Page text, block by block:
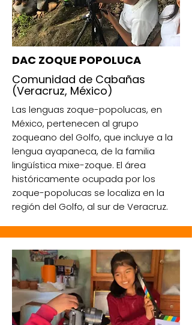
DAC ZOQUE POPOLUCA
Comunidad de Cabañas
(Veracruz, México)
Las lenguas zoque-popolucas, en
México, pertenecen al grupo
zoqueano del Golfo, que incluye a la
lengua ayapaneca, de la familia
lingüística mixe-zoque. El área
históricamente ocupada por los
zoque-popolucas se localiza en la
región del Golfo, al sur de Veracruz.